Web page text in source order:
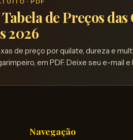
· PDF
de Preços das
2026
de preço por quilate, dureza e
em PDF. Deixe seu e-mail e
Navegação